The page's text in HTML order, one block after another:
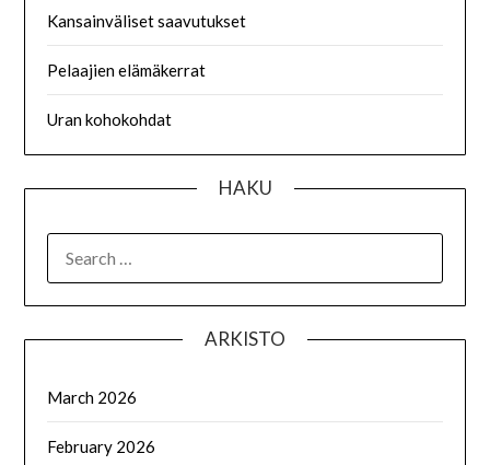
Kansainväliset saavutukset
Pelaajien elämäkerrat
Uran kohokohdat
HAKU
FOR:
ARKISTO
March 2026
February 2026